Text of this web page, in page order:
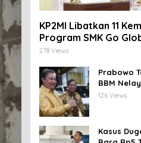
KP2MI Libatkan 11
Program SMK Go
Ribu Peserta Tahun Ini
278 Views
Prabowo
BBM
Liter,
126 Views
Kasus